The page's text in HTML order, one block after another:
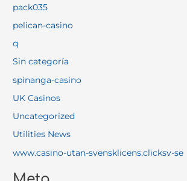
pack035
pelican-casino
q
Sin categoría
spinanga-casino
UK Casinos
Uncategorized
Utilities News
www.casino-utan-svensklicens.clicksv-se